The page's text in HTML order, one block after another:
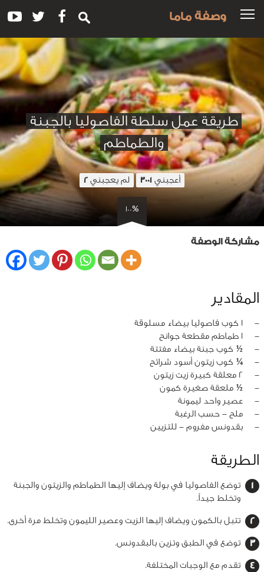
وصفة ماما
طريقة عمل سلطة الفاصوليا بالجبنة
والطماطم
أعجبني 3001 لم يعجبني 2
100%
مشاركة الوصفة
المقادير
‏-
1 كوب فاصوليا بيضاء مسلوقة
‏-
1 طماطم مقطعة جوانح
‏-
½ كوب جبنة بيضاء مفتتة
‏-
¼ كوب زيتون أسود شرائح
‏-
2 معلقة كبيرة زيت زيتون
‏-
½ ملعقة صغيرة كمون
‏-
عصير واحد ليمونة
‏-
ملح - حسب الرغبة
‏-
بقدونس مفروم - للتزيين
الطريقة
توضع الفاصوليا في بولة ويضاف إليها الطماطم والزيتون والجبنة
وتخلط جيداً.
تتبل بالكمون ويضاف إليها الزيت وعصير الليمون وتخلط مرة أخرى.
توضع في الطبق وتزين بالبقدونس.
تقدم مع الوجبات المختلفة.